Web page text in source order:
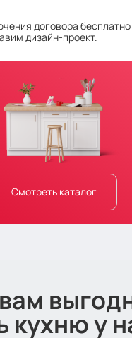
договора
дизайн-проект.
Смотреть каталог
кухню у